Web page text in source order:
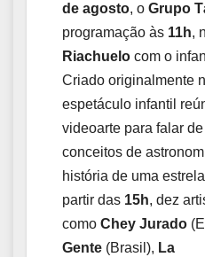
de agosto, o Grupo
programação às 11h,
Riachuelo com o
Criado originalmente
espetáculo infantil
videoarte para falar
conceitos de
história de uma
partir das 15h, dez
como Chey Jurado
Gente (Brasil), La